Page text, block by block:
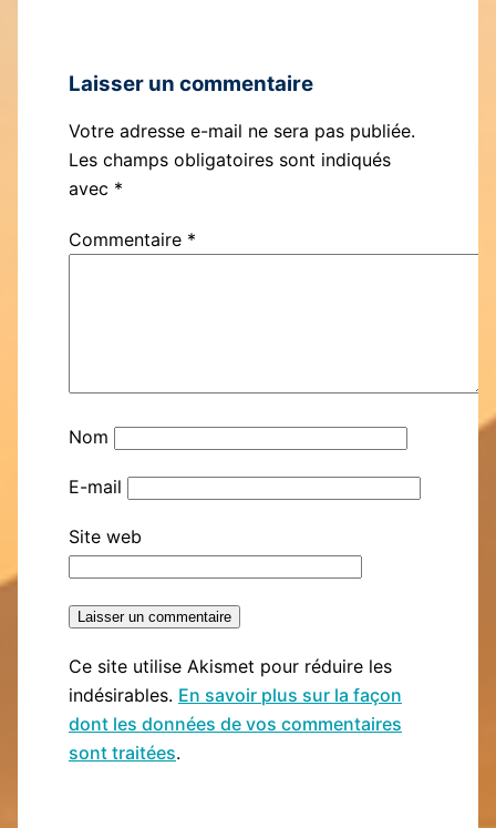
Laisser un commentaire
Votre adresse e-mail ne sera pas publiée.
Les champs obligatoires sont indiqués
avec *
Commentaire *
Nom
E-mail
Site web
Ce site utilise Akismet pour réduire les
indésirables. En savoir plus sur la façon
dont les données de vos commentaires
sont traitées.